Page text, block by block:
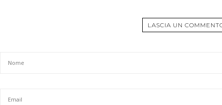
LASCIA UN